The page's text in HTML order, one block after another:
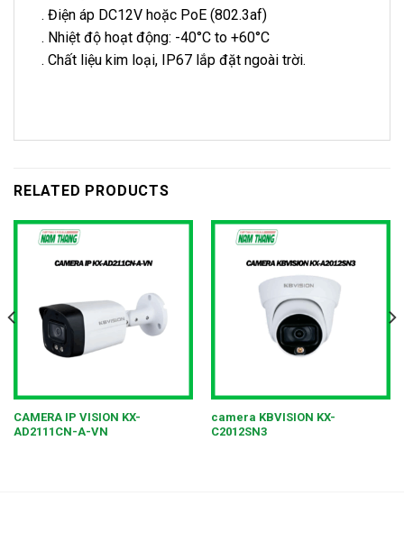
. Điện áp DC12V hoặc PoE (802.3af)
. Nhiệt độ hoạt động: -40°C to +60°C
. Chất liệu kim loại, IP67 lắp đặt ngoài trời.
RELATED PRODUCTS
CAMERA IP VISION KX-
AD2111CN-A-VN
camera KBVISION KX-
C2012SN3